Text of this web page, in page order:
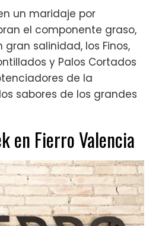
un maridaje por
el componente graso,
gran salinidad, los Finos,
y Palos Cortados
de la
sabores de los grandes
en Fierro Valencia